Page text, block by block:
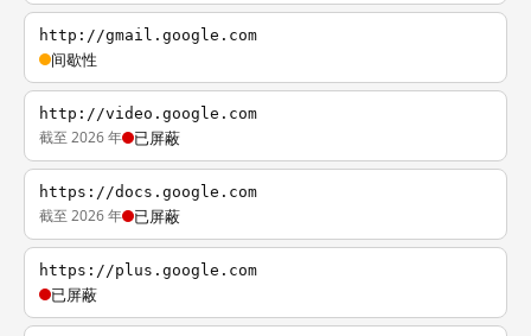
http://gmail.google.com
间歇性
http://video.google.com
截至 2026 年 已屏蔽
https://docs.google.com
截至 2026 年 已屏蔽
https://plus.google.com
已屏蔽